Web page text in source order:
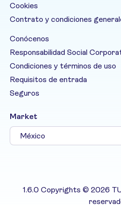
Cookies
Contrato y condiciones
Conócenos
Responsabilidad Social
Condiciones y términos de uso
Requisitos de entrada
Seguros
Market
1.6.0 Copyrights © 2026